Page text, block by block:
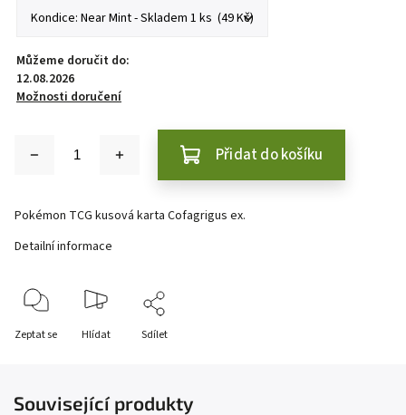
Můžeme doručit do:
12.08.2026
Možnosti doručení
Přidat do košíku
Pokémon TCG kusová karta Cofagrigus ex.
Detailní informace
Zeptat se Hlídat Sdílet
Související produkty